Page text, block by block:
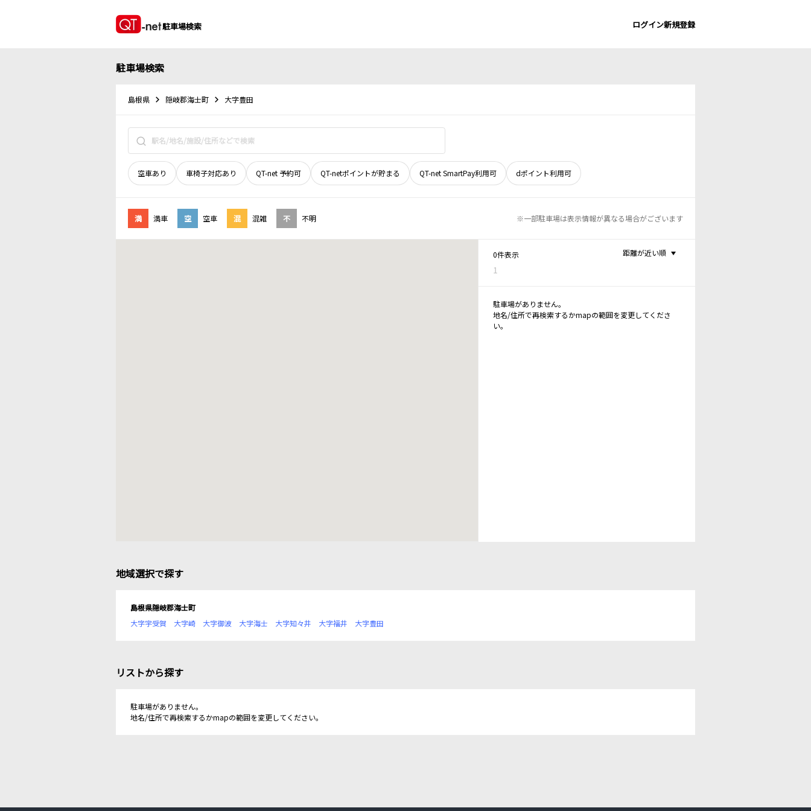
駐車場検索 ログイン新規登録
駐車場検索
島根県 隠岐郡海士町 大字豊田
空車あり 車椅子対応あり QT-net 予約可 QT-netポイントが貯まる QT-net SmartPay利用可 dポイント利用可
満 満車 空 空車 混 混雑 不 不明 ※一部駐車場は表示情報が異なる場合がございます
0件表示
1
距離が近い順
駐車場がありません。
地名/住所で再検索するかmapの範囲を変更してくださ
い。
地域選択で探す
島根県隠岐郡海士町
大字宇受賀
大字崎 大字御波 大字海士 大字知々井 大字福井 大字豊田
リストから探す
駐車場がありません。
地名/住所で再検索するかmapの範囲を変更してください。